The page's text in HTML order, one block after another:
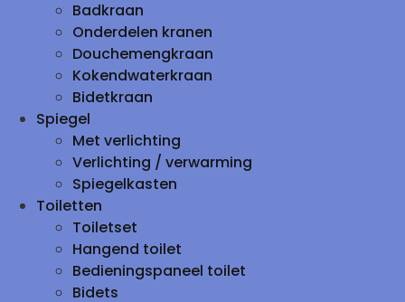
Badkraan
Onderdelen kranen
Douchemengkraan
Kokendwaterkraan
Bidetkraan
Spiegel
Met verlichting
Verlichting / verwarming
Spiegelkasten
Toiletten
Toiletset
Hangend toilet
Bedieningspaneel toilet
Bidets